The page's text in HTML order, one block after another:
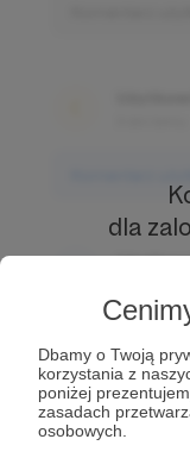
Dbamy o Twoją
korzystania z
poniżej
zasadach
osobowych.
dla